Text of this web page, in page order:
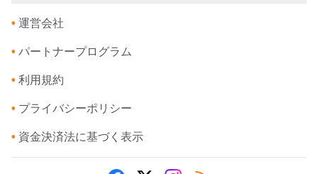
• 運営会社
• パートナープログラム
• 利用規約
• プライバシーポリシー
• 資金決済法に基づく表示